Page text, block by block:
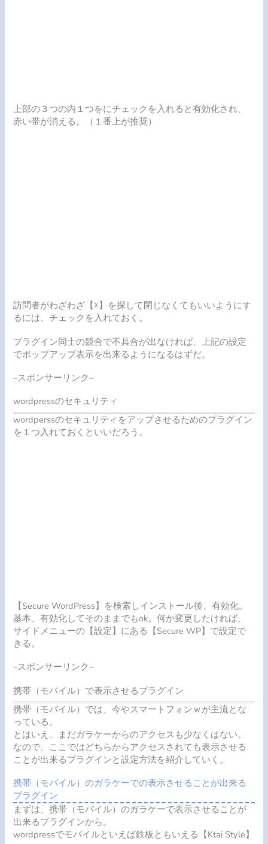
上部の３つの内１つをにチェックを入れると有効化され、
赤い帯が消える。（１番上が推奨）
訪問者がわざわざ【☓】を探して閉じなくてもいいようにす
るには、チェックを入れておく。
プラグイン同士の競合で不具合が出なければ、上記の設定
でポップアップ表示を出来るようになるはずだ。
–スポンサーリンク–
wordpressのセキュリティ
wordperssのセキュリティをアップさせるためのプラグイン
を１つ入れておくといいだろう。
【Secure WordPress】を検索しインストール後、有効化。
基本、有効化してそのままでもok。何か変更したければ、
サイドメニューの【設定】にある【Secure WP】で設定で
きる。
–スポンサーリンク–
携帯（モバイル）で表示させるプラグイン
携帯（モバイル）では、今やスマートフォンｗが主流とな
っている。
とはいえ、まだガラケーからのアクセスも少なくはない。
なので、ここではどちらからアクセスされても表示させる
ことが出来るプラグインと設定方法を紹介していく。
携帯（モバイル）のガラケーでの表示させることが出来る
プラグイン
まずは、携帯（モバイル）のガラケーで表示させることが
出来るプラグインから。
wordpressでモバイルといえば鉄板ともいえる【Ktai Style】